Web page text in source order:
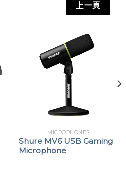
上一頁
MICROPHONES
Shure MV6 USB Gaming
Microphone